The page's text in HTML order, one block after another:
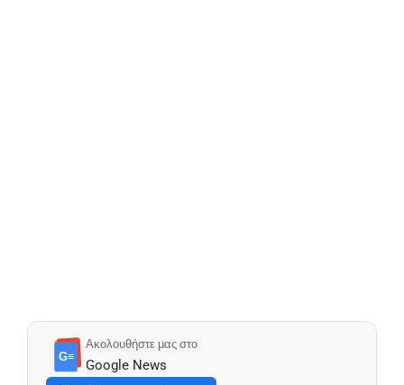
G≡
Ακολουθήστε μας στο
Google News